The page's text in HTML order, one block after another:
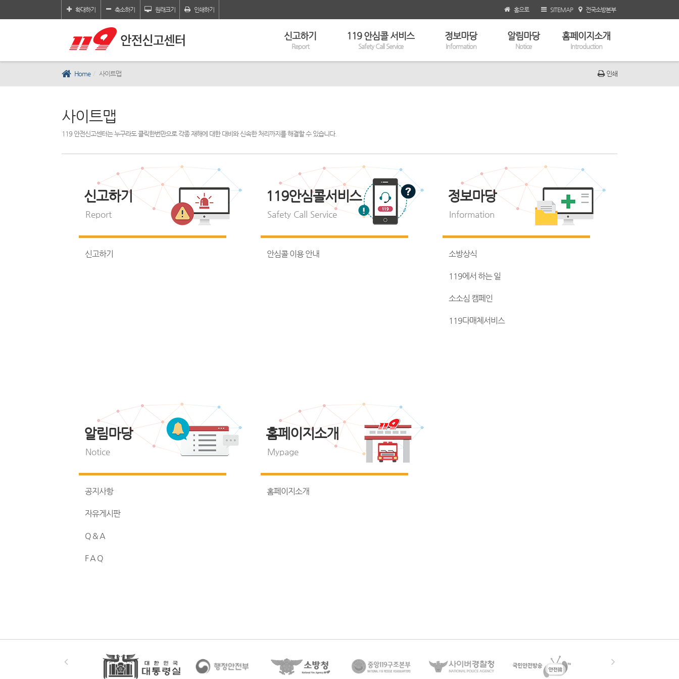
확대하기 축소하기 원래크기 인쇄하기 홈으로 SITEMAP 전국소방본부
신고하기
Report
119 안심콜 서비스
Safety Call Service
정보마당
Information
알림마당
Notice
홈페이지소개
Introduction
Home 사이트맵 인쇄
사이트맵
119 안전신고센터는 누구라도 클릭한번만으로 각종 재해에 대한 대비와 신속한 처리까지를 해결할 수 있습니다.
신고하기
Report
신고하기
119안심콜서비스
Safety Call Service
안심콜 이용 안내
정보마당
Information
소방상식
119에서 하는 일
소소심 캠페인
119다매체서비스
알림마당
Notice
공지사항
자유게시판
Q & A
F A Q
홈페이지소개
Mypage
홈페이지소개